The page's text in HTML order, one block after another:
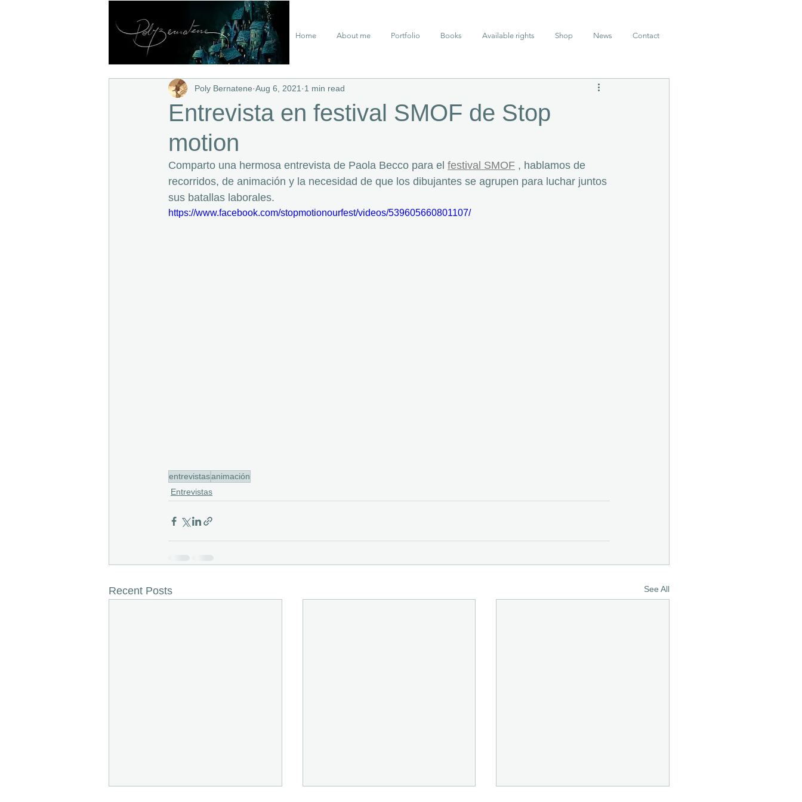
Home About me Portfolio Books Available rights Shop News Contact
Entrevista en festival SMOF de Stop
motion
Poly Bernatene Aug 6, 2021 1 min read
Comparto una hermosa entrevista de Paola Becco para el festival SMOF , hablamos de
recorridos, de animación y la necesidad de que los dibujantes se agrupen para luchar juntos
sus batallas laborales.
https://www.facebook.com/stopmotionourfest/videos/539605660801107/
entrevistasanimación
Entrevistas
Recent Posts See All